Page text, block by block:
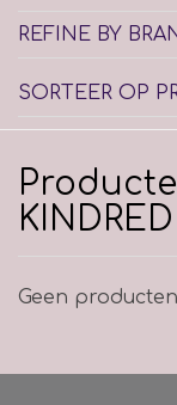
REFINE BY
SORTEER OP
Geen